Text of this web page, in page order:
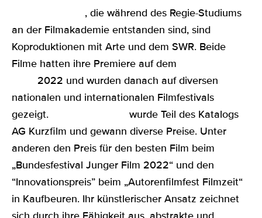
, die während des Regie-Studiums
an der Filmakademie entstanden sind, sind
Koproduktionen mit Arte und dem SWR. Beide
Filme hatten ihre Premiere auf dem
2022 und wurden danach auf diversen
nationalen und internationalen Filmfestivals
gezeigt.
wurde Teil des Katalogs
AG Kurzfilm und gewann diverse Preise. Unter
anderen den Preis für den besten Film beim
„Bundesfestival Junger Film 2022“ und den
“Innovationspreis” beim „Autorenfilmfest Filmzeit“
in Kaufbeuren. Ihr künstlerischer Ansatz zeichnet
sich durch ihre Fähigkeit aus, abstrakte und